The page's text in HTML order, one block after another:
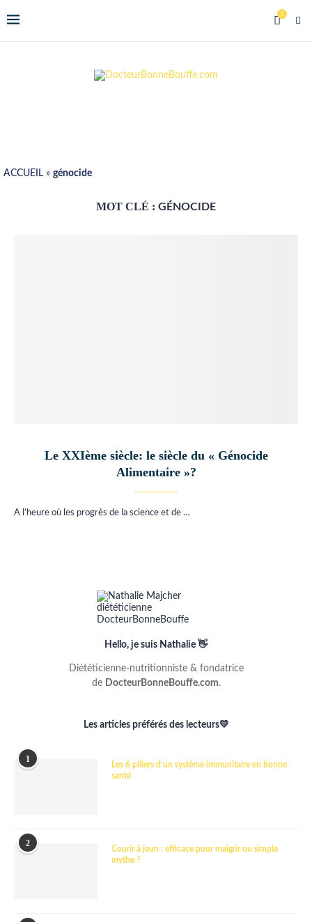
0
ACCUEIL » génocide
MOT CLÉ : GÉNOCIDE
Le XXIème siècle: le siècle du « Génocide
Alimentaire »?
A l’heure où les progrès de la science et de …
Hello, je suis Nathalie 👋
Diététicienne-nutritionniste & fondatrice
de DocteurBonneBouffe.com.
Les articles préférés des lecteurs💛
1
Les 6 piliers d’un système immunitaire en bonne
santé
2
Courir à jeun : efficace pour maigrir ou simple
mythe ?